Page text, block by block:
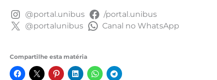
@portal.unibus
/portal.unibus
@portalunibus
Canal no WhatsApp
Compartilhe esta matéria